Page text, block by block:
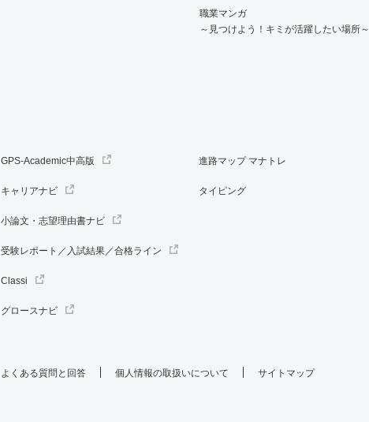
職業マンガ
～見つけよう！キミが活躍したい場所～
GPS-Academic中高版
キャリアナビ
小論文・志望理由書ナビ
受験レポート／入試結果／合格ライン
Classi
グロースナビ
進路マップ マナトレ
タイピング
よくある質問と回答 個人情報の取扱いについて サイトマップ